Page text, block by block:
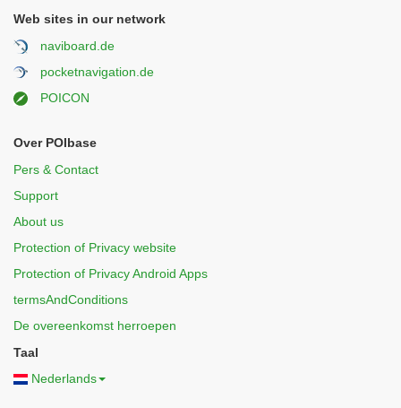
Web sites in our network
naviboard.de
pocketnavigation.de
POICON
Over POIbase
Pers & Contact
Support
About us
Protection of Privacy website
Protection of Privacy Android Apps
termsAndConditions
De overeenkomst herroepen
Taal
Nederlands